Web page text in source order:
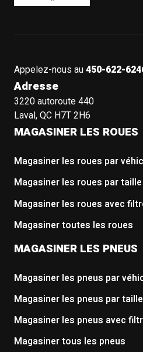
Appelez-nous au450-622-
Adresse
3220 autoroute 440
Laval, QC H7T 2H6
MAGASINER LES ROUES
Magasiner les roues par
Magasiner les roues par taille
Magasiner les roues avec
Magasiner toutes les roues
MAGASINER LES PNEUS
Magasiner les pneus par
Magasiner les pneus par taille
Magasiner les pneus avec
Magasiner tous les pneus